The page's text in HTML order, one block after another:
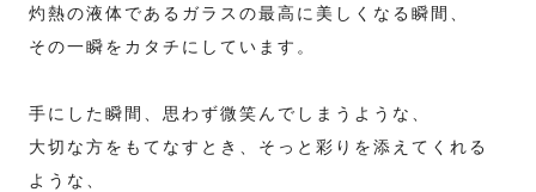
灼熱の液体であるガラスの最高に美しくなる瞬間、
その一瞬をカタチにしています。
手にした瞬間、思わず微笑んでしまうような、
大切な方をもてなすとき、そっと彩りを添えてくれる
ような、